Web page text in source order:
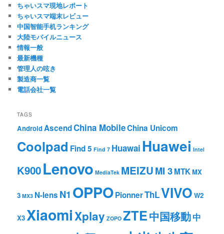
ちゃいスマ現地レポート
ちゃいスマ端末レビュー
中国智能手机ランキング
大陸モバイルニュース
情報一般
最新機種
管理人の呟き
製造商一覧
電話会社一覧
TAGS
AndroidAscendChina MobileChina Unicom
Coolpad Find 5 Find 7 Huawai Huawei Intel
K900Lenovo MediaTek MEIZUMI 3MTKMX
3 MX3 N-lens N1 OPPOPionnerThLVIVO W2
X3XiaomiXplay ZOPO ZTE中国移動中